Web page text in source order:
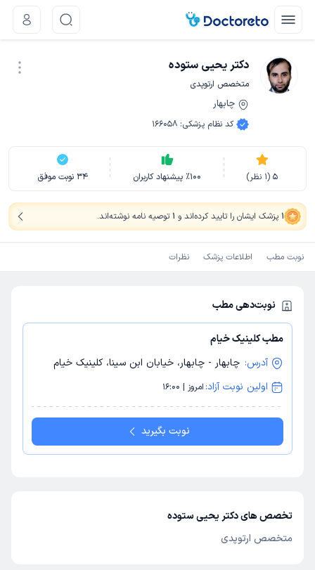
دکتر یحیی ستوده
متخصص ارتوپدی
چابهار
کد نظام پزشکی:
166058
5
(
1 نظر) ٪100 پیشنهاد کاربران 34 نوبت موفق
1 پزشک ایشان را تایید کرده‌اند و 1توصیه نامه نوشته‌اند.
نوبت مطب اطلاعات پزشک نظرات
نوبت‌دهی مطب
مطب کلینیک خیام
آدرس: چابهار - چابهار، خیابان ابن سینا، کلینیک خیام
اولین نوبت آزاد: امروز | 16:00
نوبت بگیرید
تخصص های دکتر یحیی ستوده
متخصص ارتوپدی